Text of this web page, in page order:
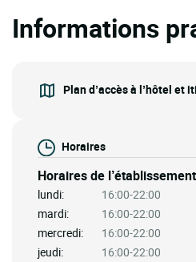
Informations
Plan d’accès à l’hôtel et
Horaires
Horaires de l’établissement
lundi:
16:00-22:00
mardi:
16:00-22:00
mercredi:
16:00-22:00
jeudi:
16:00-22:00